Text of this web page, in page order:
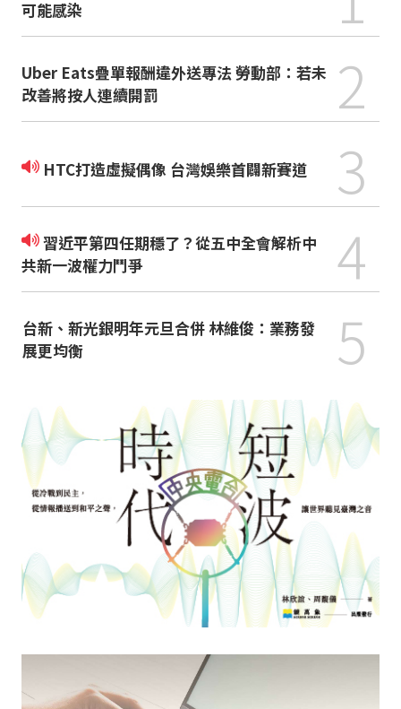
可能感染
Uber Eats疊單報酬違外送專法 勞動部：若未
改善將按人連續開罰
2
HTC打造虛擬偶像 台灣娛樂首闢新賽道 3
習近平第四任期穩了？從五中全會解析中
共新一波權力鬥爭
4
台新、新光銀明年元旦合併 林維俊：業務發
展更均衡
5